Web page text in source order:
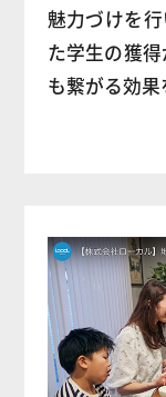
魅力づけを
た学生の獲
も繋がる効果